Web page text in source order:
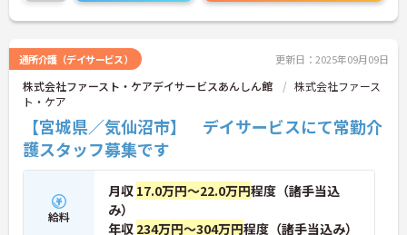
通所介護（デイサービス） 更新日：2025年09月09日
株式会社ファースト・ケアデイサービスあんしん館
株式会社ファース
ト・ケア
【宮城県／気仙沼市】 デイサービスにて常勤介
護スタッフ募集です
給料
月収 17.0万円～22.0万円程度（諸手当込
み）
年収 234万円～304万円程度（諸手当込み）